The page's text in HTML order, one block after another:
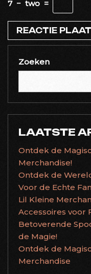
7 − two =
Zoeken
LAATSTE
Ontdek de
Merchandise!
Ontdek de
Voor de Echte
Lil Kleine
Accessoires voor
Betoverende
de Magie!
Ontdek de
Merchandise